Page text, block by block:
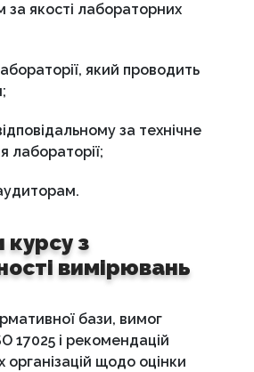
якості лабораторних
який проводить
за технічне
лабораторії;
курсу з
вимірювань
бази, вимог
17025 і рекомендацій
щодо оцінки